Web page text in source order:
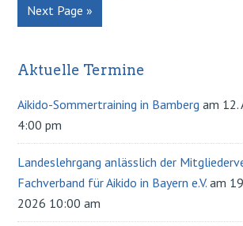
Next Page »
Primary
Sidebar
Aktuelle Termine
Aikido-Sommertraining in Bamberg am 12.
4:00 pm
Landeslehrgang anlässlich der
Fachverband für Aikido in Bayern e.V. am
2026 10:00 am